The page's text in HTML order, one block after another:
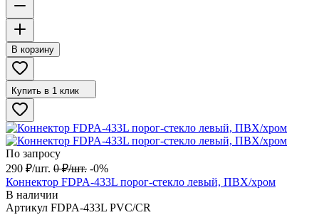
В корзину
Купить в 1 клик
По запросу
290 ₽/шт. 0 ₽/шт. -0%
Коннектор FDPA-433L порог-стекло левый, ПВХ/хром
В наличии
Артикул FDPA-433L PVC/CR